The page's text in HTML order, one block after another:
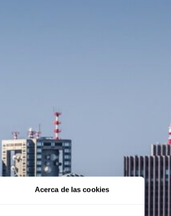
Acerca de las cookies